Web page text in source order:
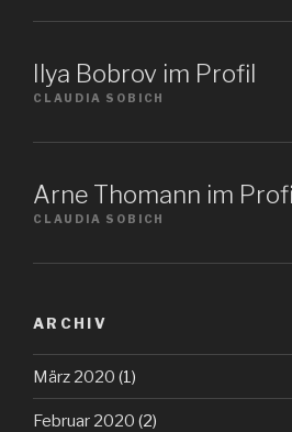
Ilya Bobrov im Profil
CLAUDIA SOBICH
Arne Thomann im
CLAUDIA SOBICH
ARCHIV
März 2020 (1)
Februar 2020 (2)